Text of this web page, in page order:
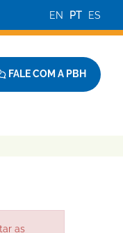
EN PT ES
FALE COM A PBH
as